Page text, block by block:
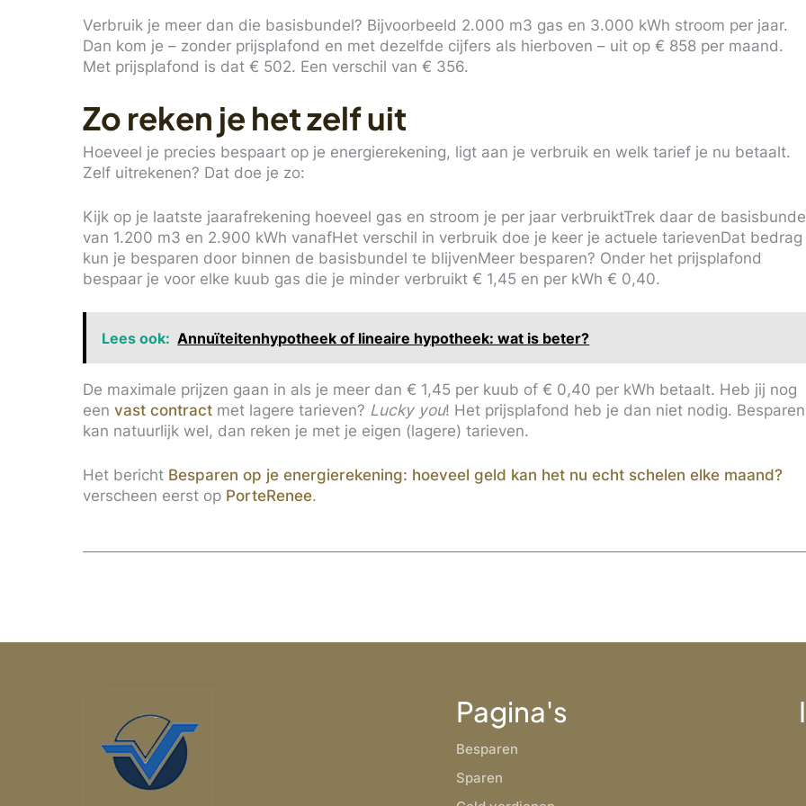
Verbruik je meer dan die basisbundel? Bijvoorbeeld 2.000 m3 gas en 3.000 kWh stroom per jaar.
Dan kom je – zonder prijsplafond en met dezelfde cijfers als hierboven – uit op € 858 per maand.
Met prijsplafond is dat € 502. Een verschil van € 356.
Zo reken je het zelf uit
Hoeveel je precies bespaart op je energierekening, ligt aan je verbruik en welk tarief je nu betaalt.
Zelf uitrekenen? Dat doe je zo:
Kijk op je laatste jaarafrekening hoeveel gas en stroom je per jaar verbruiktTrek daar de
van 1.200 m3 en 2.900 kWh vanafHet verschil in verbruik doe je keer je actuele tarievenDat bedrag
kun je besparen door binnen de basisbundel te blijvenMeer besparen? Onder het prijsplafond
bespaar je voor elke kuub gas die je minder verbruikt € 1,45 en per kWh € 0,40.
Lees ook: Annuïteitenhypotheek of lineaire hypotheek: wat is beter?
De maximale prijzen gaan in als je meer dan € 1,45 per kuub of € 0,40 per kWh betaalt. Heb jij nog
een vast contract met lagere tarieven? Lucky you! Het prijsplafond heb je dan niet nodig. Besparen
kan natuurlijk wel, dan reken je met je eigen (lagere) tarieven.
Het bericht Besparen op je energierekening: hoeveel geld kan het nu echt schelen elke maand?
verscheen eerst op PorteRenee.
Pagina's
Besparen
Sparen